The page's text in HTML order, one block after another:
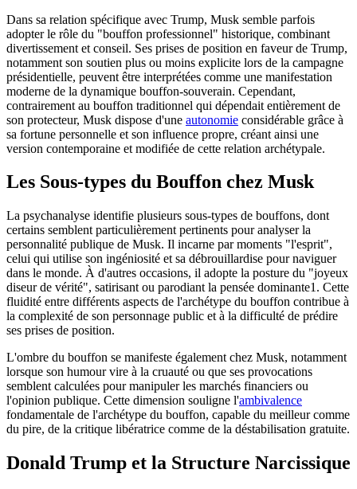
Dans sa relation spécifique avec Trump, Musk semble parfois
adopter le rôle du "bouffon professionnel" historique, combinant
divertissement et conseil. Ses prises de position en faveur de Trump,
notamment son soutien plus ou moins explicite lors de la campagne
présidentielle, peuvent être interprétées comme une manifestation
moderne de la dynamique bouffon-souverain. Cependant,
contrairement au bouffon traditionnel qui dépendait entièrement de
son protecteur, Musk dispose d'une autonomie considérable grâce à
sa fortune personnelle et son influence propre, créant ainsi une
version contemporaine et modifiée de cette relation archétypale.
Les Sous-types du Bouffon chez Musk
La psychanalyse identifie plusieurs sous-types de bouffons, dont
certains semblent particulièrement pertinents pour analyser la
personnalité publique de Musk. Il incarne par moments "l'esprit",
celui qui utilise son ingéniosité et sa débrouillardise pour naviguer
dans le monde. À d'autres occasions, il adopte la posture du "joyeux
diseur de vérité", satirisant ou parodiant la pensée dominante1. Cette
fluidité entre différents aspects de l'archétype du bouffon contribue à
la complexité de son personnage public et à la difficulté de prédire
ses prises de position.
L'ombre du bouffon se manifeste également chez Musk, notamment
lorsque son humour vire à la cruauté ou que ses provocations
semblent calculées pour manipuler les marchés financiers ou
l'opinion publique. Cette dimension souligne l'ambivalence
fondamentale de l'archétype du bouffon, capable du meilleur comme
du pire, de la critique libératrice comme de la déstabilisation gratuite.
Donald Trump et la Structure Narcissique